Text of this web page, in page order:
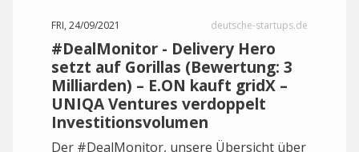
FRI, 24/09/2021 deutsche-startups.de
#DealMonitor - Delivery Hero
setzt auf Gorillas (Bewertung: 3
Milliarden) – E.ON kauft gridX –
UNIQA Ventures verdoppelt
Investitionsvolumen
Der #DealMonitor, unsere Übersicht über